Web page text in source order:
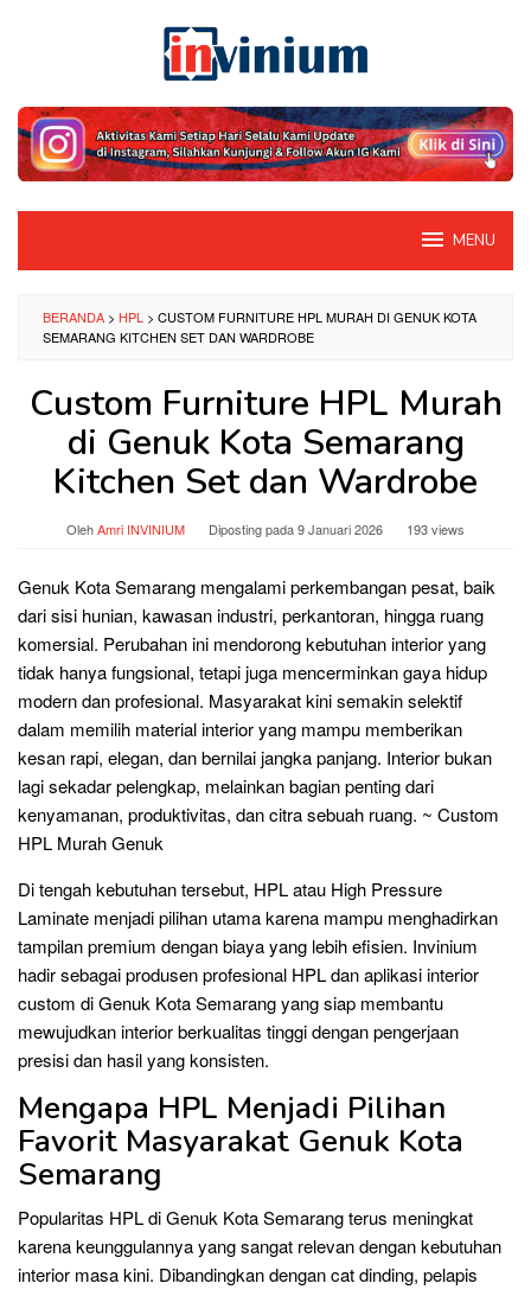
MENU
BERANDA > HPL > CUSTOM FURNITURE HPL MURAH DI GENUK KOTA
SEMARANG KITCHEN SET DAN WARDROBE
Custom Furniture HPL Murah
di Genuk Kota Semarang
Kitchen Set dan Wardrobe
OlehAmri INVINIUM Diposting pada9 Januari 2026 193 views
Genuk Kota Semarang mengalami perkembangan pesat, baik
dari sisi hunian, kawasan industri, perkantoran, hingga ruang
komersial. Perubahan ini mendorong kebutuhan interior yang
tidak hanya fungsional, tetapi juga mencerminkan gaya hidup
modern dan profesional. Masyarakat kini semakin selektif
dalam memilih material interior yang mampu memberikan
kesan rapi, elegan, dan bernilai jangka panjang. Interior bukan
lagi sekadar pelengkap, melainkan bagian penting dari
kenyamanan, produktivitas, dan citra sebuah ruang. ~ Custom
HPL Murah Genuk
Di tengah kebutuhan tersebut, HPL atau High Pressure
Laminate menjadi pilihan utama karena mampu menghadirkan
tampilan premium dengan biaya yang lebih efisien. Invinium
hadir sebagai produsen profesional HPL dan aplikasi interior
custom di Genuk Kota Semarang yang siap membantu
mewujudkan interior berkualitas tinggi dengan pengerjaan
presisi dan hasil yang konsisten.
Mengapa HPL Menjadi Pilihan
Favorit Masyarakat Genuk Kota
Semarang
Popularitas HPL di Genuk Kota Semarang terus meningkat
karena keunggulannya yang sangat relevan dengan kebutuhan
interior masa kini. Dibandingkan dengan cat dinding, pelapis